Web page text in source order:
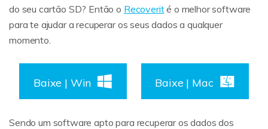
Reparo de fotos com IA
Repare suas fotos, melhore a qualidade e restaure
Vamos lá Teste Online
do seu cartão SD? Então o Recoverité o melhor software
para te ajudar a recuperar os seus dados a qualquer
momento.
Baixe | Win Baixe | Mac
Sendo um software apto para recuperar os dados dos